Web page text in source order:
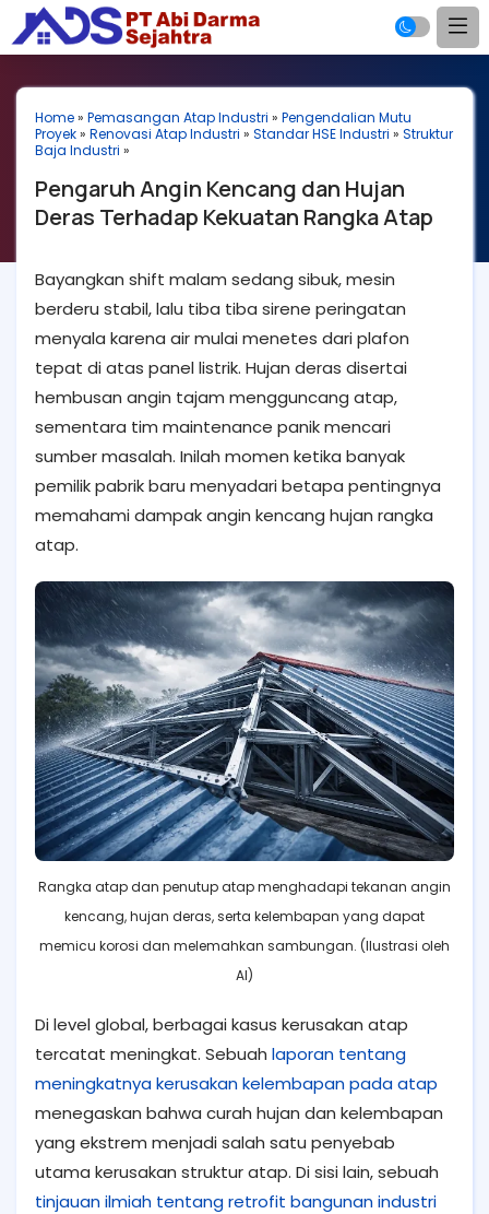
Home» Pemasangan Atap Industri » Pengendalian Mutu
Proyek» Renovasi Atap Industri » Standar HSE Industri » Struktur
Baja Industri »
Pengaruh Angin Kencang dan Hujan
Deras Terhadap Kekuatan Rangka Atap
Bayangkan shift malam sedang sibuk, mesin
berderu stabil, lalu tiba tiba sirene peringatan
menyala karena air mulai menetes dari plafon
tepat di atas panel listrik. Hujan deras disertai
hembusan angin tajam mengguncang atap,
sementara tim maintenance panik mencari
sumber masalah. Inilah momen ketika banyak
pemilik pabrik baru menyadari betapa pentingnya
memahami dampak angin kencang hujan rangka
atap.
Rangka atap dan penutup atap menghadapi tekanan angin
kencang, hujan deras, serta kelembapan yang dapat
memicu korosi dan melemahkan sambungan. (Ilustrasi oleh
AI)
Di level global, berbagai kasus kerusakan atap
tercatat meningkat. Sebuah laporan tentang
meningkatnya kerusakan kelembapan pada atap
menegaskan bahwa curah hujan dan kelembapan
yang ekstrem menjadi salah satu penyebab
utama kerusakan struktur atap. Di sisi lain, sebuah
tinjauan ilmiah tentang retrofit bangunan industri